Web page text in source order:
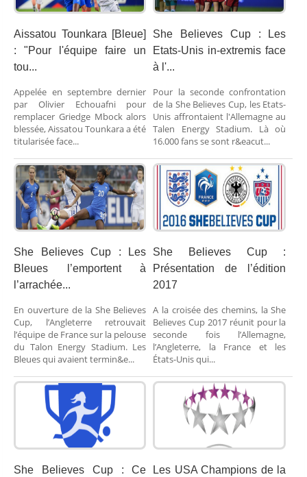
Aissatou Tounkara [Bleue]
: "Pour l'équipe faire un
tou...
Appelée en septembre dernier
par Olivier Echouafni pour
remplacer Griedge Mbock alors
blessée, Aissatou Tounkara a été
titularisée face...
She Believes Cup : Les
Etats-Unis in-extremis face
à l'...
Pour la seconde confrontation
de la She Believes Cup, les Etats-
Unis affrontaient l'Allemagne au
Talen Energy Stadium. Là où
16.000 fans se sont r&eacut...
She Believes Cup : Les
Bleues l’emportent à
l’arrachée...
En ouverture de la She Believes
Cup, l’Angleterre retrouvait
l’équipe de France sur la pelouse
du Talon Energy Stadium. Les
Bleues qui avaient termin&e...
She Believes Cup :
Présentation de l’édition
2017
A la croisée des chemins, la She
Believes Cup 2017 réunit pour la
seconde fois l’Allemagne,
l’Angleterre, la France et les
États-Unis qui...
She Believes Cup : Ce Les USA Champions de la